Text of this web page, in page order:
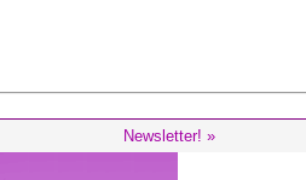
Newsletter! »